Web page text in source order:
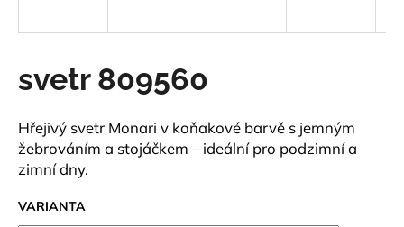
svetr 809560
Hřejivý svetr Monari v koňakové barvě s jemným
žebrováním a stojáčkem – ideální pro podzimní a
zimní dny.
VARIANTA
í
t
?